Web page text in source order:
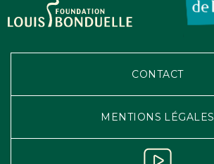
CONTACT
MENTIONS LÉGALES